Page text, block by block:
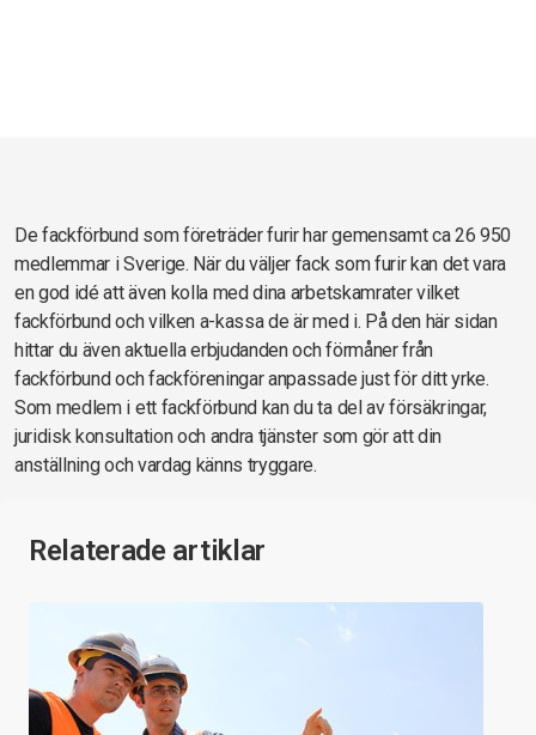
De fackförbund som företräder furir har gemensamt ca 26 950
medlemmar i Sverige. När du väljer fack som furir kan det vara
en god idé att även kolla med dina arbetskamrater vilket
fackförbund och vilken a-kassa de är med i. På den här sidan
hittar du även aktuella erbjudanden och förmåner från
fackförbund och fackföreningar anpassade just för ditt yrke.
Som medlem i ett fackförbund kan du ta del av försäkringar,
juridisk konsultation och andra tjänster som gör att din
anställning och vardag känns tryggare.
Relaterade artiklar